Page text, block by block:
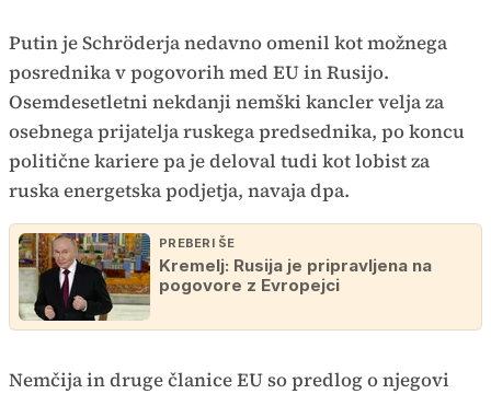
Putin je Schröderja nedavno omenil kot možnega
posrednika v pogovorih med EU in Rusijo.
Osemdesetletni nekdanji nemški kancler velja za
osebnega prijatelja ruskega predsednika, po koncu
politične kariere pa je deloval tudi kot lobist za
ruska energetska podjetja, navaja dpa.
PREBERI ŠE
Kremelj: Rusija je pripravljena na
pogovore z Evropejci
Nemčija in druge članice EU so predlog o njegovi